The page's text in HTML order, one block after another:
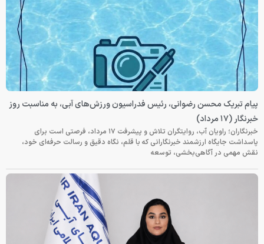
پیام تبریک محسن رضوانی، رئیس فدراسیون ورزش‌های آبی، به مناسبت روز
خبرنگار (۱۷ مرداد)
خبرنگاران؛ راویان آب، روایتگران تلاش و پیشرفت ۱۷ مرداد، فرصتی است برای
پاسداشت جایگاه ارزشمند خبرنگارانی که با قلم، نگاه دقیق و رسالت حرفه‌ای خود،
نقش مهمی در آگاهی‌بخشی، توسعه